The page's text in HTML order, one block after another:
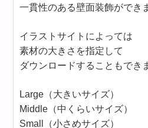
一貫性のある壁面装飾ができ
イラストサイトによっては
素材の大きさを指定して
ダウンロードすることもでき
Large（大きいサイズ）
Middle（中くらいサイズ）
Small（小さめサイズ）